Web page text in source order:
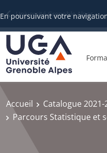
En poursuivant votre
Université Grenoble Alpes
Accueil Catalogue 2021-
Parcours Statistique et